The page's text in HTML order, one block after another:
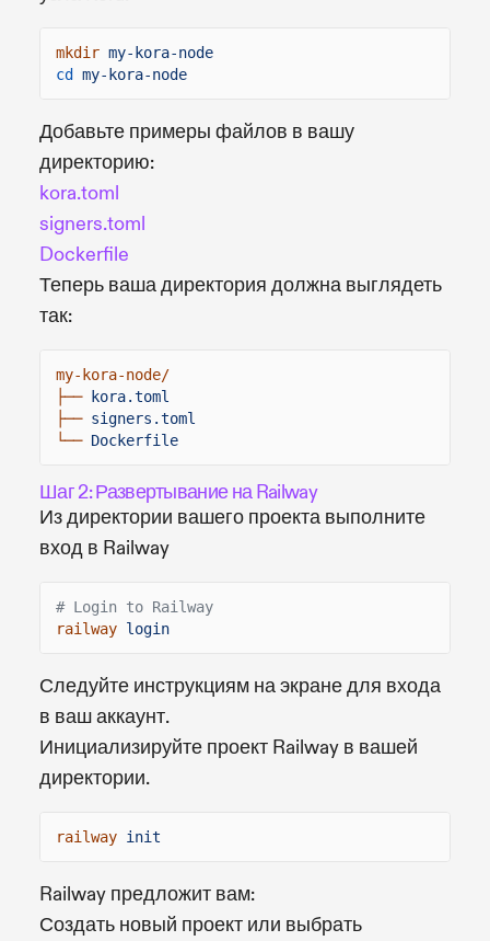
mkdir my-kora-node
cd
my-kora-node
Добавьте примеры файлов в вашу
директорию:
kora.toml
signers.toml
Dockerfile
Теперь ваша директория должна выглядеть
так:
my-kora-node/
├──
kora.toml
├── signers.toml
└── Dockerfile
Шаг 2: Развертывание на Railway
Из директории вашего проекта выполните
вход в Railway
# Login to Railway
railway login
Следуйте инструкциям на экране для входа
в ваш аккаунт.
Инициализируйте проект Railway в вашей
директории.
railway init
Railway предложит вам:
Создать новый проект или выбрать